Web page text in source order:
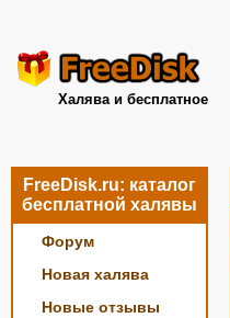
Халява и бесплатное
FreeDisk.ru: каталог
бесплатной халявы
Форум
Новая халява
Новые отзывы